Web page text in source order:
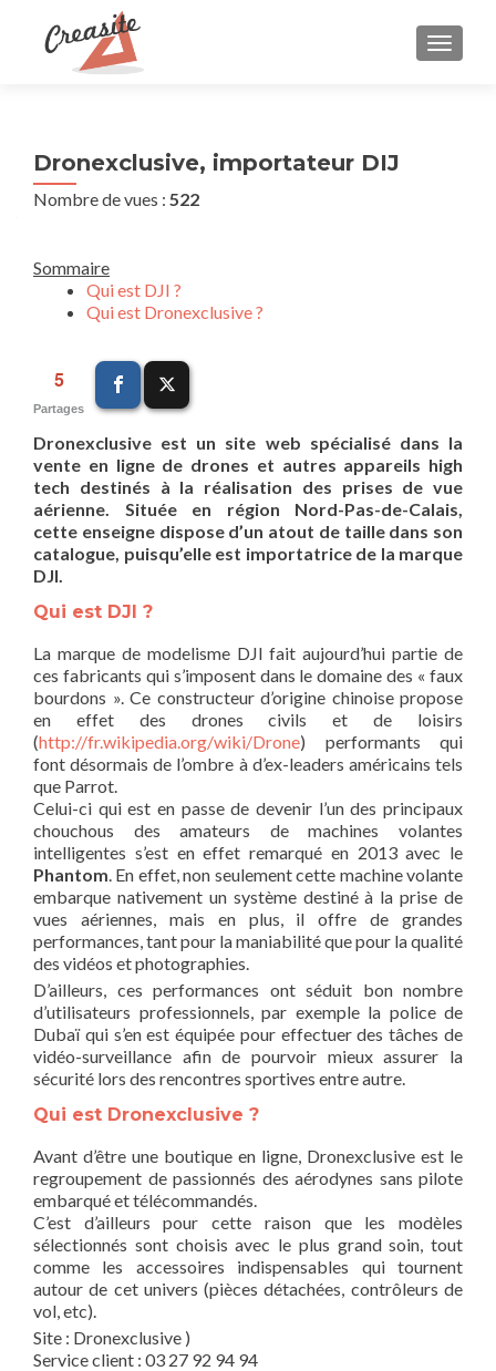
Dronexclusive, importateur DIJ
Nombre de vues : 522
Sommaire
Qui est DJI ?
Qui est Dronexclusive ?
5
Partages
Dronexclusive est un site web spécialisé dans la
vente en ligne de drones et autres appareils high
tech destinés à la réalisation des prises de vue
aérienne. Située en région Nord-Pas-de-Calais,
cette enseigne dispose d’un atout de taille dans son
catalogue, puisqu’elle est importatrice de la marque
DJI.
Qui est DJI ?
La marque de modelisme DJI fait aujourd’hui partie de
ces fabricants qui s’imposent dans le domaine des « faux
bourdons ». Ce constructeur d’origine chinoise propose
en effet des drones civils et de loisirs
(http://fr.wikipedia.org/wiki/Drone) performants qui
font désormais de l’ombre à d’ex-leaders américains tels
que Parrot.
Celui-ci qui est en passe de devenir l’un des principaux
chouchous des amateurs de machines volantes
intelligentes s’est en effet remarqué en 2013 avec le
Phantom. En effet, non seulement cette machine volante
embarque nativement un système destiné à la prise de
vues aériennes, mais en plus, il offre de grandes
performances, tant pour la maniabilité que pour la qualité
des vidéos et photographies.
D’ailleurs, ces performances ont séduit bon nombre
d’utilisateurs professionnels, par exemple la police de
Dubaï qui s’en est équipée pour effectuer des tâches de
vidéo-surveillance afin de pourvoir mieux assurer la
sécurité lors des rencontres sportives entre autre.
Qui est Dronexclusive ?
Avant d’être une boutique en ligne, Dronexclusive est le
regroupement de passionnés des aérodynes sans pilote
embarqué et télécommandés.
C’est d’ailleurs pour cette raison que les modèles
sélectionnés sont choisis avec le plus grand soin, tout
comme les accessoires indispensables qui tournent
autour de cet univers (pièces détachées, contrôleurs de
vol, etc).
Site : Dronexclusive )
Service client : 03 27 92 94 94